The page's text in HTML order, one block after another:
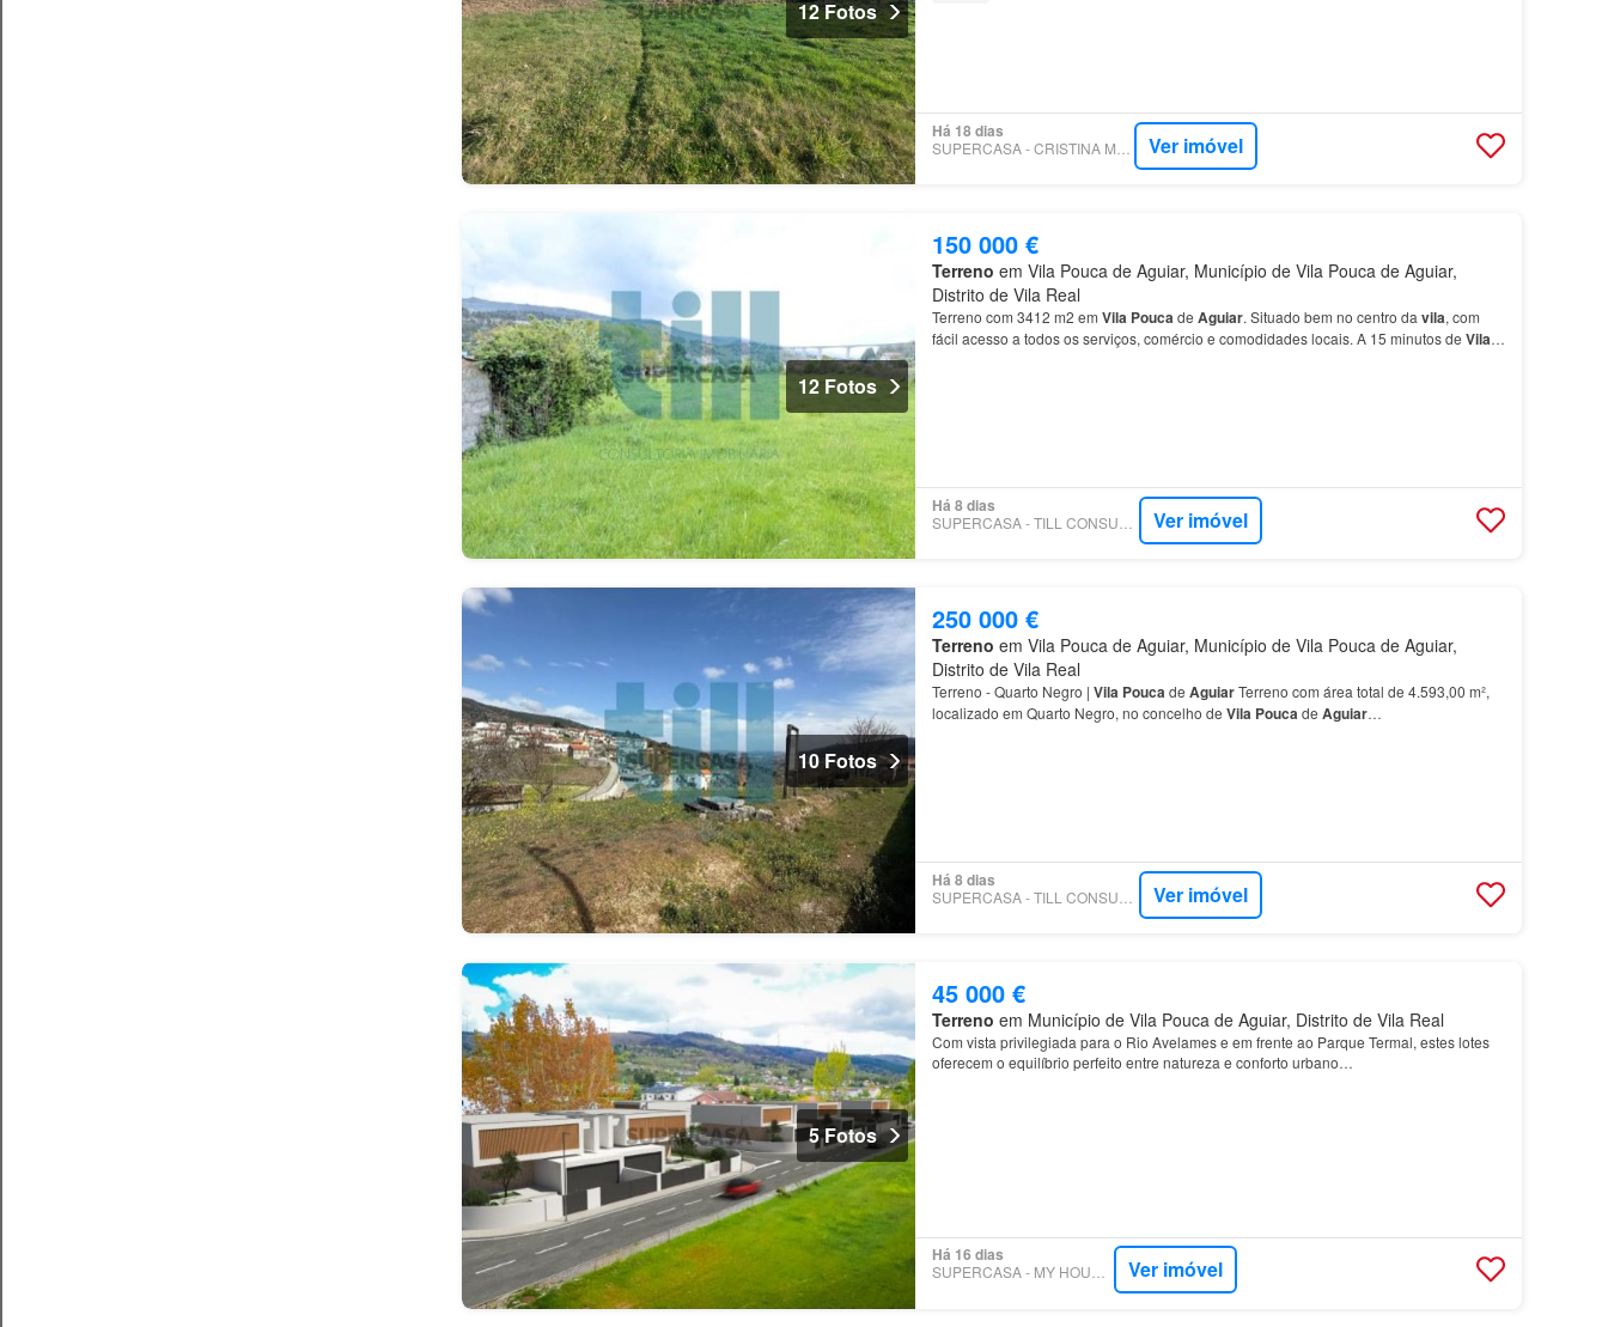
12 Fotos
Há 18 dias
Ver imóvel
12 Fotos
150 000 €
Terreno em Vila Pouca de Aguiar, Município de Vila Pouca de Aguiar,
Distrito de Vila Real
Terreno com 3412 m2 em Vila Poucade Aguiar. Situado bem no centro da vila, com
fácil acesso a todos os serviços, comércio e comodidades locais. A 15 minutos de Vila
Há 8 dias
Ver imóvel
10 Fotos
250 000 €
Terreno em Vila Pouca de Aguiar, Município de Vila Pouca de Aguiar,
Distrito de Vila Real
Terreno - Quarto Negro | Vila Poucade AguiarTerreno com área total de 4.593,00 m²,
localizado em Quarto Negro, no concelho de Vila Poucade Aguiar…
Há 8 dias
Ver imóvel
5 Fotos
45 000 €
Terreno em Município de Vila Pouca de Aguiar, Distrito de Vila Real
Com vista privilegiada para o Rio Avelames e em frente ao Parque Termal, estes lotes
oferecem o equilíbrio perfeito entre natureza e conforto urbano…
Há 16 dias
Ver imóvel